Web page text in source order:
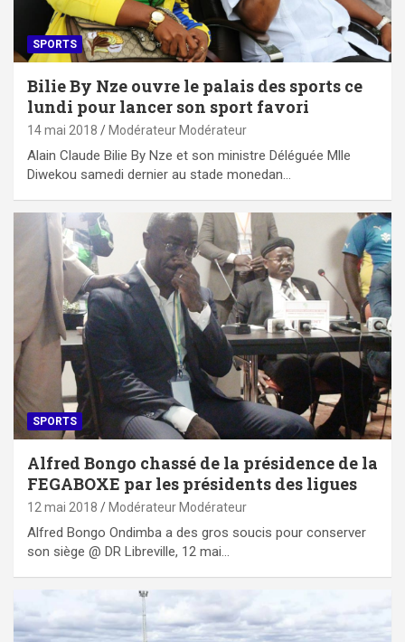
SPORTS
Bilie By Nze ouvre le palais des sports ce
lundi pour lancer son sport favori
14 mai 2018 Modérateur Modérateur
Alain Claude Bilie By Nze et son ministre Déléguée Mlle
Diwekou samedi dernier au stade monedan…
SPORTS
Alfred Bongo chassé de la présidence de la
FEGABOXE par les présidents des ligues
12 mai 2018 Modérateur Modérateur
Alfred Bongo Ondimba a des gros soucis pour conserver
son siège @ DR Libreville, 12 mai…